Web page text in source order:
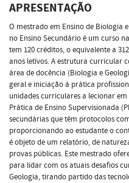
APRESENTAÇÃO
O mestrado em Ensino de Biologia
no Ensino Secundário é um curso
tem 120 créditos, o equivalente a
anos letivos. A estrutura curricular
área de docência (Biologia e
geral e iniciação à prática
unidades curriculares a lecionar
Prática de Ensino Supervisionada
secundárias que têm protocolos
proporcionando ao estudante o
é objeto de um relatório, de
provas públicas. Este mestrado
para lidar com os atuais desafios
Geologia, tirando partido das